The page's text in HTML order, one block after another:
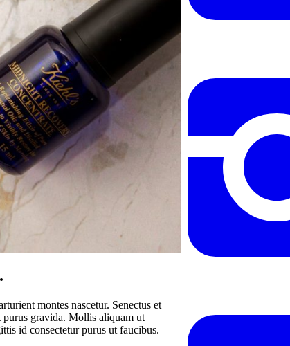
montes nascetur. Senectus et
purus gravida. Mollis aliquam ut
id consectetur purus ut faucibus.